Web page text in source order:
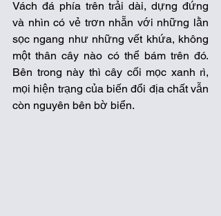
Vách đá phía trên trải dài, dựng đứng
và nhìn có vẻ trơn nhẵn với những lằn
sọc ngang như những vết khứa, không
một thân cây nào có thể bám trên đó.
Bên trong này thì cây cối mọc xanh rì,
mọi hiện trạng của biến đổi địa chất vẫn
còn nguyên bên bờ biển.